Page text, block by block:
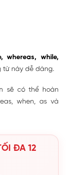
whereas, while,
từ này dễ dàng.
sẽ có thể hoàn
when, as và
ĐA 12